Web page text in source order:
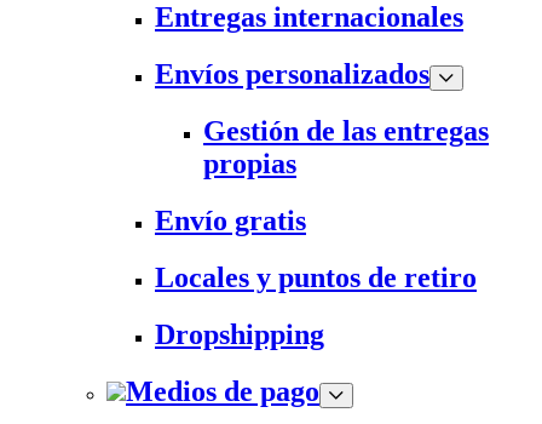
Entregas internacionales
Envíos personalizados
Gestión de las entregas
propias
Envío gratis
Locales y puntos de retiro
Dropshipping
Medios de pago